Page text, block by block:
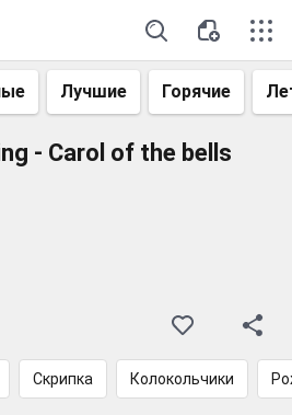
Лучшие Горячие
- Carol of the bells
Скрипка Колокольчики